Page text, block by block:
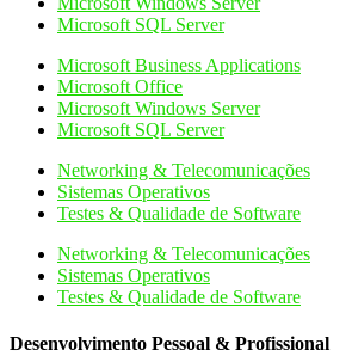
Microsoft SQL Server
Microsoft Business Applications
Microsoft Office
Microsoft Windows Server
Microsoft SQL Server
Networking & Telecomunicações
Sistemas Operativos
Testes & Qualidade de Software
Networking & Telecomunicações
Sistemas Operativos
Testes & Qualidade de Software
Desenvolvimento Pessoal & Profissional